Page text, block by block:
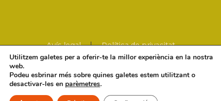
Avís legal
Política de privacitat
Política de cookies
Utilitzem galetes per a oferir-te la millor experiència en la nostra
web.
Podeu esbrinar més sobre quines galetes estem utilitzant o
desactivar-les en parèmetres.